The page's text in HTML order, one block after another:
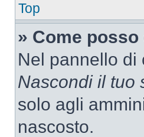
Top
» Come
Nel pannello di
Nascondi il tuo
solo agli
nascosto.